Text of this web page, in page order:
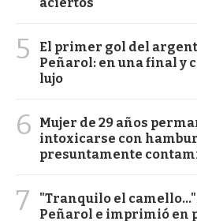
5
El primer gol del
Peñarol: en una final y
lujo
6
Mujer de 29 años
intoxicarse con
presuntamente
7
"Tranquilo el
Peñarol e imprimió en